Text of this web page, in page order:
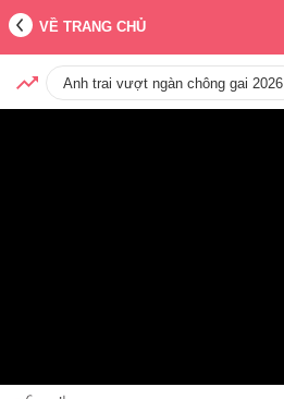
VỀ TRANG CHỦ
Anh trai vượt ngàn chông gai 2026